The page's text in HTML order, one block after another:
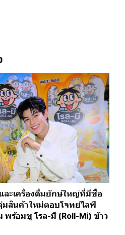
ะเครื่องดื่มยักษ์ใหญ่ที่มีชื่อ
มสินค้าใหม่ตอบโจทย์ไลฟ์
ร้อมชู โรล-มี (Roll-Mi) ข้าว